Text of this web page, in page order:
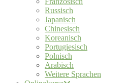
Russisch
Japanisch
Chinesisch
Koreanisch
Portugiesisch
Polnisch
Arabisch
Weitere Sprachen